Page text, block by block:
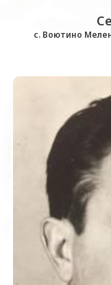
с. Воютино